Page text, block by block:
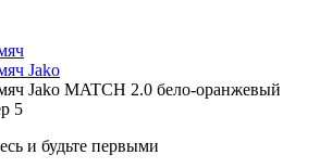
Jako
Jako MATCH 2.0 бело-оранжевый
5
и будьте первыми